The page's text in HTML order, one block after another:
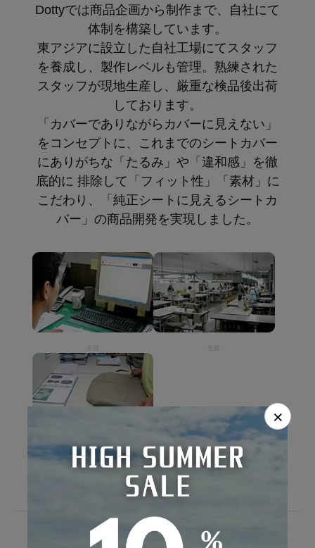
Dottyでは商品企画から制作まで、自社にて
体制を構築しています。
東アジアに設立した自社工場にてスタッフ
を養成し、製作レベルも管理。熟練された
スタッフが現地生産し、厳重な検品後出荷
しております。
「カバーでありながらカバーに見えない」
をコンセプトに、これまでのシートカバー
にありがちな「たるみ」や「違和感」を徹
底的に 排除して「フィット性」「素材」に
こだわり、「純正シートに見えるシートカ
バー」の商品開発を実現しました。
検品
×